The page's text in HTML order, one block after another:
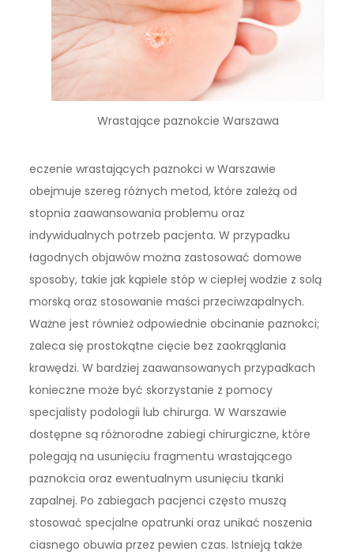
Wrastające paznokcie Warszawa
eczenie wrastających paznokci w Warszawie
obejmuje szereg różnych metod, które zależą od
stopnia zaawansowania problemu oraz
indywidualnych potrzeb pacjenta. W przypadku
łagodnych objawów można zastosować domowe
sposoby, takie jak kąpiele stóp w ciepłej wodzie z solą
morską oraz stosowanie maści przeciwzapalnych.
Ważne jest również odpowiednie obcinanie paznokci;
zaleca się prostokątne cięcie bez zaokrąglania
krawędzi. W bardziej zaawansowanych przypadkach
konieczne może być skorzystanie z pomocy
specjalisty podologii lub chirurga. W Warszawie
dostępne są różnorodne zabiegi chirurgiczne, które
polegają na usunięciu fragmentu wrastającego
paznokcia oraz ewentualnym usunięciu tkanki
zapalnej. Po zabiegach pacjenci często muszą
stosować specjalne opatrunki oraz unikać noszenia
ciasnego obuwia przez pewien czas. Istnieją także